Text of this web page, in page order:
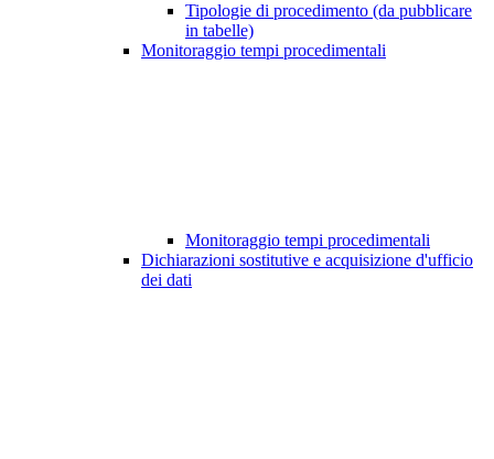
Tipologie di procedimento (da pubblicare
in tabelle)
Monitoraggio tempi procedimentali
Monitoraggio tempi procedimentali
Dichiarazioni sostitutive e acquisizione d'ufficio
dei dati